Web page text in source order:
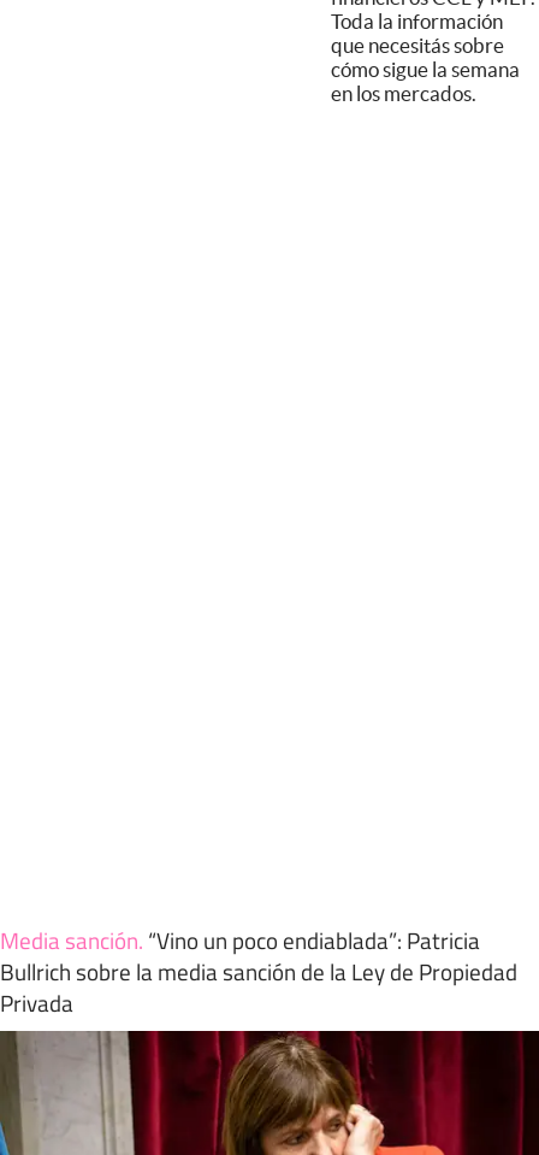
Toda la información
que necesitás sobre
cómo sigue la semana
en los mercados.
Media sanción. “Vino un poco endiablada”: Patricia
Bullrich sobre la media sanción de la Ley de Propiedad
Privada